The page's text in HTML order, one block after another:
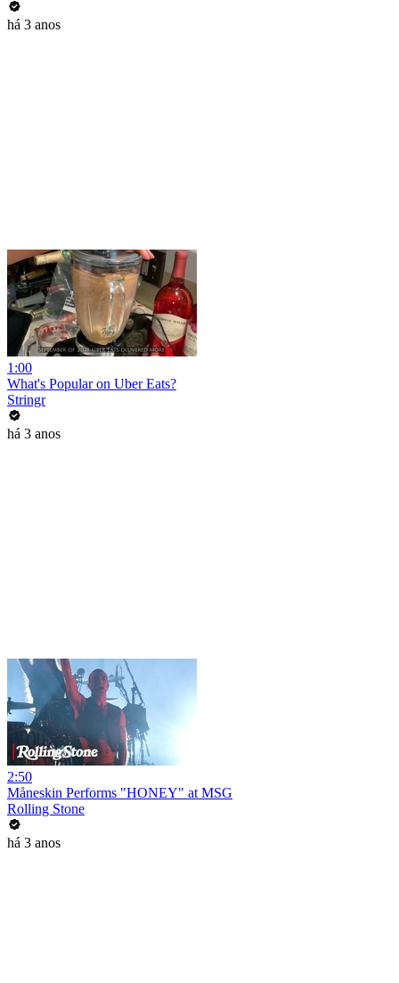
há 3 anos
1:00
What's Popular on Uber Eats?
Stringr
há 3 anos
2:50
Måneskin Performs "HONEY" at MSG
Rolling Stone
há 3 anos